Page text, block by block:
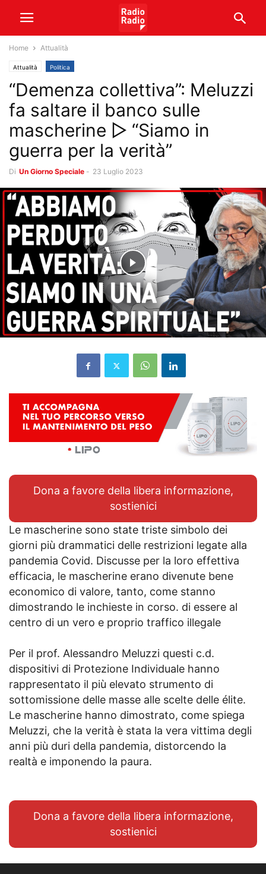
Home Attualità
Attualità Politica
“Demenza collettiva”: Meluzzi
fa saltare il banco sulle
mascherine ▷ “Siamo in
guerra per la verità”
Di Un Giorno Speciale - 23 Luglio 2023
Dona a favore della libera informazione,
sostienici
Le mascherine sono state triste simbolo dei
giorni più drammatici delle restrizioni legate alla
pandemia Covid. Discusse per la loro effettiva
efficacia, le mascherine erano divenute bene
economico di valore, tanto, come stanno
dimostrando le inchieste in corso. di essere al
centro di un vero e proprio traffico illegale
Per il prof. Alessandro Meluzzi questi c.d.
dispositivi di Protezione Individuale hanno
rappresentato il più elevato strumento di
sottomissione delle masse alle scelte delle élite.
Le mascherine hanno dimostrato, come spiega
Meluzzi, che la verità è stata la vera vittima degli
anni più duri della pandemia, distorcendo la
realtà e imponendo la paura.
Dona a favore della libera informazione,
sostienici